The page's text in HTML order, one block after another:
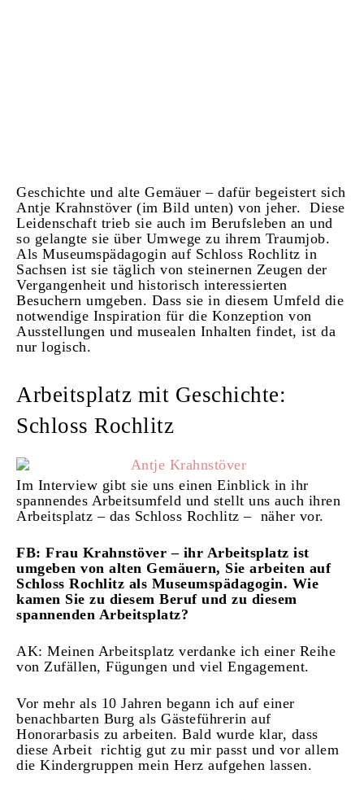
Geschichte und alte Gemäuer – dafür begeistert sich
Antje Krahnstöver (im Bild unten) von jeher. Diese
Leidenschaft trieb sie auch im Berufsleben an und
so gelangte sie über Umwege zu ihrem Traumjob.
Als Museumspädagogin auf Schloss Rochlitz in
Sachsen ist sie täglich von steinernen Zeugen der
Vergangenheit und historisch interessierten
Besuchern umgeben. Dass sie in diesem Umfeld die
notwendige Inspiration für die Konzeption von
Ausstellungen und musealen Inhalten findet, ist da
nur logisch.
Arbeitsplatz mit Geschichte:
Schloss Rochlitz
Im Interview gibt sie uns einen Einblick in ihr
spannendes Arbeitsumfeld und stellt uns auch ihren
Arbeitsplatz – das Schloss Rochlitz – näher vor.
FB: Frau Krahnstöver – ihr Arbeitsplatz ist
umgeben von alten Gemäuern, Sie arbeiten auf
Schloss Rochlitz als Museumspädagogin. Wie
kamen Sie zu diesem Beruf und zu diesem
spannenden Arbeitsplatz?
AK: Meinen Arbeitsplatz verdanke ich einer Reihe
von Zufällen, Fügungen und viel Engagement.
Vor mehr als 10 Jahren begann ich auf einer
benachbarten Burg als Gästeführerin auf
Honorarbasis zu arbeiten. Bald wurde klar, dass
diese Arbeit richtig gut zu mir passt und vor allem
die Kindergruppen mein Herz aufgehen lassen.